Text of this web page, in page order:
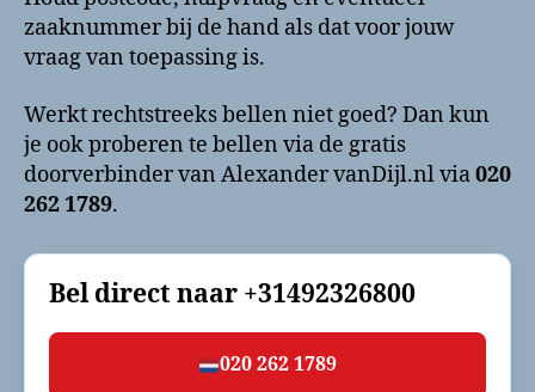
zaaknummer bij de hand als dat voor jouw
vraag van toepassing is.
Werkt rechtstreeks bellen niet goed? Dan kun
je ook proberen te bellen via de gratis
doorverbinder van Alexander vanDijl.nl via020
262 1789.
Bel direct naar +31492326800
020 262 1789